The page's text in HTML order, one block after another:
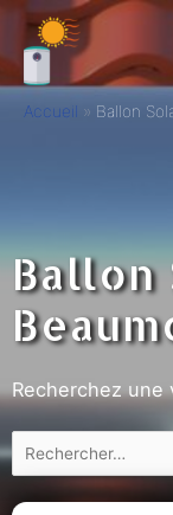
Accueil Ballon
Ballon
Recherchez